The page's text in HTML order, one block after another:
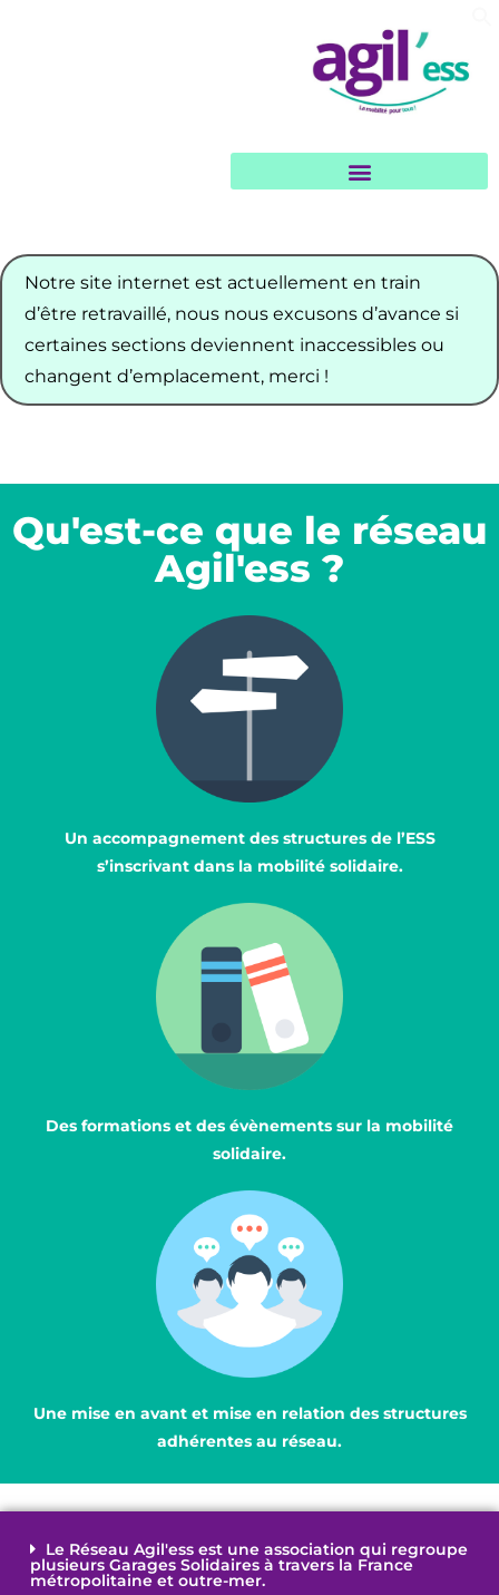
Notre site internet est actuellement en train
d’être retravaillé, nous nous excusons d’avance si
certaines sections deviennent inaccessibles ou
changent d’emplacement, merci !
Qu'est-ce que le réseau
Agil'ess ?
Un accompagnement des structures de l’ESS
s’inscrivant dans la mobilité solidaire.
Des formations et des évènements sur la mobilité
solidaire.
Une mise en avant et mise en relation des structures
adhérentes au réseau.
Le Réseau Agil'ess est une association qui regroupe
plusieurs Garages Solidaires à travers la France
métropolitaine et outre-mer.